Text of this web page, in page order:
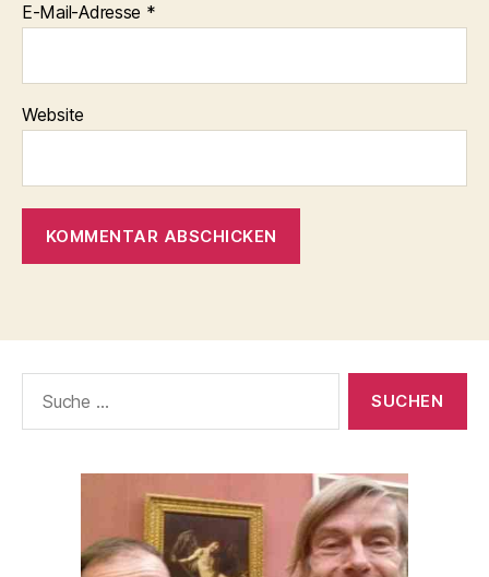
E-Mail-Adresse *
Website
nach: